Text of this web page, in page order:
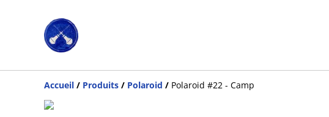
Accueil / Produits / Polaroid / Polaroid #22 - Camp